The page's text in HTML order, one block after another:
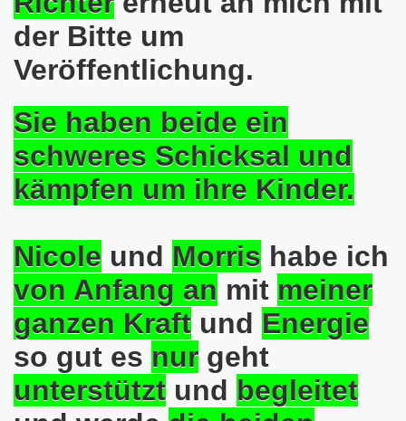
der Bitte um
Veröffentlichung.
Sie haben beide ein
schweres Schicksal und
kämpfen um ihre Kinder.
Nicole und Morris habe ich
von Anfang an mit meiner
ganzen Kraft und Energie
so gut es nur geht
unterstützt und begleitet
Bewegung steht solidarisch am 17.07.2017 hinter
Emmerich, stellvertretender Bürgermeister von
Bewegung am 08.06.2026 hat stattgefunden am
Kathi“ am 11.05.2026 während der Kundgebung in
am 09.03.2026 verurteilt Nahostkrieg und
am 10.11.2025 auf der 793. Gelsenkirchener
zur Kommunalwahl am 14.09.2025 hier bei uns in
eine einzigartige Demonstration am 08.09.2025 hier bei
Gelsenkirchen am 08.09.2025 um 17.30 Uhr,